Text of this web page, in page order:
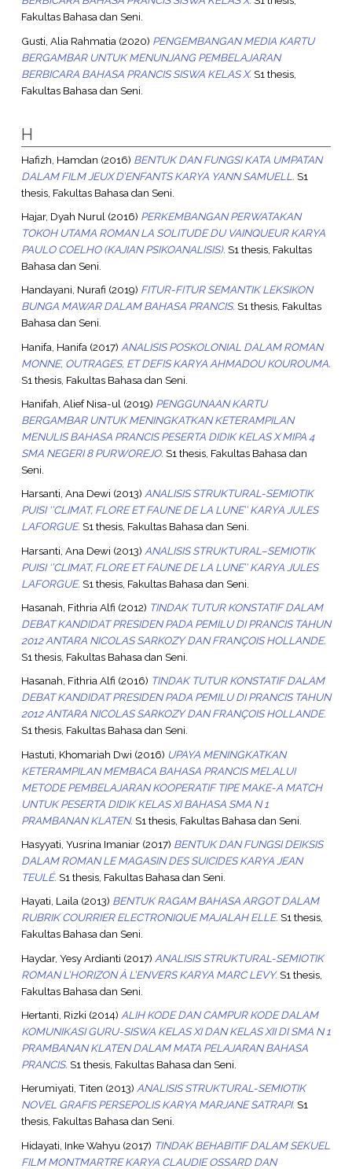
Fakultas Bahasa dan Seni.
Gusti, Alia Rahmatia (2020) PENGEMBANGAN MEDIA KARTU
BERGAMBAR UNTUK MENUNJANG PEMBELAJARAN
BERBICARA BAHASA PRANCIS SISWA KELAS X.S1 thesis,
Fakultas Bahasa dan Seni.
H
Hafizh, Hamdan (2016) BENTUK DAN FUNGSI KATA UMPATAN
DALAM FILM JEUX D’ENFANTS KARYA YANN SAMUELL. S1
thesis, Fakultas Bahasa dan Seni.
Hajar, Dyah Nurul (2016) PERKEMBANGAN PERWATAKAN
TOKOH UTAMA ROMAN LA SOLITUDE DU VAINQUEUR KARYA
PAULO COELHO (KAJIAN PSIKOANALISIS). S1 thesis, Fakultas
Bahasa dan Seni.
Handayani, Nurafi (2019) FITUR-FITUR SEMANTIK LEKSIKON
BUNGA MAWAR DALAM BAHASA PRANCIS. S1 thesis, Fakultas
Bahasa dan Seni.
Hanifa, Hanifa (2017) ANALISIS POSKOLONIAL DALAM ROMAN
MONNE, OUTRAGES, ET DEFIS KARYA AHMADOU KOUROUMA.
S1 thesis, Fakultas Bahasa dan Seni.
Hanifah, Alief Nisa-ul (2019) PENGGUNAAN KARTU
BERGAMBAR UNTUK MENINGKATKAN KETERAMPILAN
MENULIS BAHASA PRANCIS PESERTA DIDIK KELAS X MIPA 4
SMA NEGERI 8 PURWOREJO. S1 thesis, Fakultas Bahasa dan
Seni.
Harsanti, Ana Dewi (2013) ANALISIS STRUKTURAL-SEMIOTIK
PUISI ‘’CLIMAT, FLORE ET FAUNE DE LA LUNE’’ KARYA JULES
LAFORGUE. S1 thesis, Fakultas Bahasa dan Seni.
Harsanti, Ana Dewi (2013) ANALISIS STRUKTURAL–SEMIOTIK
PUISI ‘’CLIMAT, FLORE ET FAUNE DE LA LUNE’’ KARYA JULES
LAFORGUE. S1 thesis, Fakultas Bahasa dan Seni.
Hasanah, Fithria Alfi (2012) TINDAK TUTUR KONSTATIF DALAM
DEBAT KANDIDAT PRESIDEN PADA PEMILU DI PRANCIS TAHUN
2012 ANTARA NICOLAS SARKOZY DAN FRANÇOIS HOLLANDE.
S1 thesis, Fakultas Bahasa dan Seni.
Hasanah, Fithria Alfi (2016) TINDAK TUTUR KONSTATIF DALAM
DEBAT KANDIDAT PRESIDEN PADA PEMILU DI PRANCIS TAHUN
2012 ANTARA NICOLAS SARKOZY DAN FRANÇOIS HOLLANDE.
S1 thesis, Fakultas Bahasa dan Seni.
Hastuti, Khomariah Dwi (2016) UPAYA MENINGKATKAN
KETERAMPILAN MEMBACA BAHASA PRANCIS MELALUI
METODE PEMBELAJARAN KOOPERATIF TIPE MAKE-A MATCH
UNTUK PESERTA DIDIK KELAS XI BAHASA SMA N 1
PRAMBANAN KLATEN. S1 thesis, Fakultas Bahasa dan Seni.
Hasyyati, Yusrina Imaniar(2017) BENTUK DAN FUNGSI DEIKSIS
DALAM ROMAN LE MAGASIN DES SUICIDES KARYA JEAN
TEULÉ. S1 thesis, Fakultas Bahasa dan Seni.
Hayati, Laila(2013) BENTUK RAGAM BAHASA ARGOT DALAM
RUBRIK COURRIER ELECTRONIQUE MAJALAH ELLE. S1 thesis,
Fakultas Bahasa dan Seni.
Haydar, Yesy Ardianti (2017) ANALISIS STRUKTURAL-SEMIOTIK
ROMAN L’HORIZON À L’ENVERS KARYA MARC LEVY.S1 thesis,
Fakultas Bahasa dan Seni.
Hertanti, Rizki (2014) ALIH KODE DAN CAMPUR KODE DALAM
KOMUNIKASI GURU-SISWA KELAS XI DAN KELAS XII DI SMA N 1
PRAMBANAN KLATEN DALAM MATA PELAJARAN BAHASA
PRANCIS. S1 thesis, Fakultas Bahasa dan Seni.
Herumiyati, Titen (2013) ANALISIS STRUKTURAL-SEMIOTIK
NOVEL GRAFIS PERSEPOLIS KARYA MARJANE SATRAPI. S1
thesis, Fakultas Bahasa dan Seni.
Hidayati, Inke Wahyu (2017) TINDAK BEHABITIF DALAM SEKUEL
FILM MONTMARTRE KARYA CLAUDIE OSSARD DAN